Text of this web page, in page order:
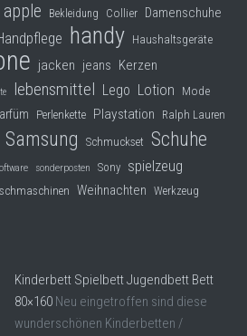
apple Bekleidung Collier Damenschuhe
handy Haushaltsgeräte
jacken jeans Kerzen
lebensmittel Lego Lotion Mode
Perlenkette Playstation Ralph Lauren
Samsung Schmuckset Schuhe
sonderposten Sony spielzeug
Weihnachten Werkzeug
Kinderbett Spielbett Jugendbett Bett
80×160 Neu eingetroffen sind diese
wunderschönen Kinderbetten /